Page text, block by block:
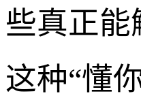
些真正
这种“懂